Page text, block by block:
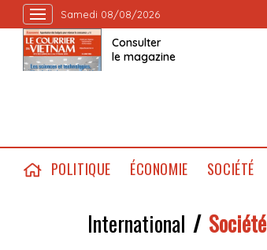
Samedi 08/08/2026
Consulter
le magazine
POLITIQUE ÉCONOMIE SOCIÉTÉ
International Société